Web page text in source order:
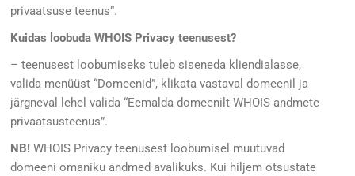
privaatsuse teenus”.
Kuidas loobuda WHOIS Privacy teenusest?
– teenusest loobumiseks tuleb siseneda kliendialasse,
valida menüüst “Domeenid”, klikata vastaval domeenil ja
järgneval lehel valida “Eemalda domeenilt WHOIS andmete
privaatsusteenus”.
NB! WHOIS Privacy teenusest loobumisel muutuvad
domeeni omaniku andmed avalikuks. Kui hiljem otsustate